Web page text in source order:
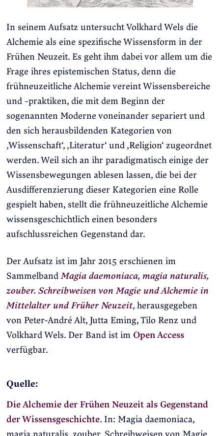
In seinem Aufsatz untersucht Volkhard Wels die
Alchemie als eine spezifische Wissensform in der
Frühen Neuzeit. Es geht ihm dabei vor allem um die
Frage ihres epistemischen Status, denn die
frühneuzeitliche Alchemie vereint Wissensbereiche
und -praktiken, die mit dem Beginn der
sogenannten Moderne voneinander separiert und
den sich herausbildenden Kategorien von
‚Wissenschaft‘, ‚Literatur‘ und ‚Religion‘ zugeordnet
werden. Weil sich an ihr paradigmatisch einige der
Wissensbewegungen ablesen lassen, die bei der
Ausdifferenzierung dieser Kategorien eine Rolle
gespielt haben, stellt die frühneuzeitliche Alchemie
wissensgeschichtlich einen besonders
aufschlussreichen Gegenstand dar.
Der Aufsatz ist im Jahr 2015 erschienen im
SammelbandMagia daemoniaca, magia naturalis,
zouber. Schreibweisen von Magie und Alchemie in
Mittelalter und Früher Neuzeit, herausgegeben
von Peter-André Alt, Jutta Eming, Tilo Renz und
Volkhard Wels. Der Band ist im Open Access
verfügbar.
Quelle:
Die Alchemie der Frühen Neuzeit als Gegenstand
der Wissensgeschichte. In: Magia daemoniaca,